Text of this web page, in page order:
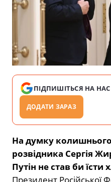
ПІДПИШІТЬСЯ НА НАС
ДОДАТИ ЗАРАЗ
На думку колишнього
розвідника Сергія
Путін не став би їсти